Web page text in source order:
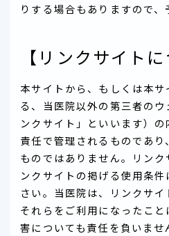
りする場合もありますので、
【リンクサイトに
本サイトから、もしくは本
る、当医院以外の第三者の
ンクサイト」といいます）
責任で管理されるものであ
ものではありません。リン
ンクサイトの掲げる使用条
さい。当医院は、リンクサ
それらをご利用になったこ
害についても責任を負いま